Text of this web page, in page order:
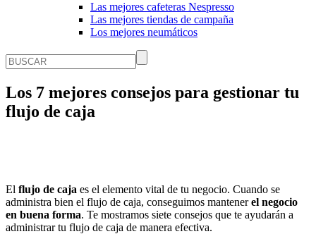
Las mejores cafeteras Nespresso
Las mejores tiendas de campaña
Los mejores neumáticos
Los 7 mejores consejos para gestionar tu
flujo de caja
El flujo de caja es el elemento vital de tu negocio. Cuando se
administra bien el flujo de caja, conseguimos mantenerel negocio
en buena forma. Te mostramos siete consejos que te ayudarán a
administrar tu flujo de caja de manera efectiva.